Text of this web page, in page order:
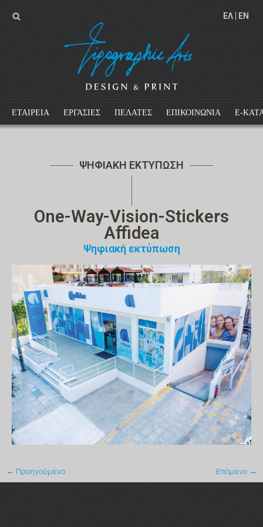
EΛ EN
ΕΤΑΙΡΕΙΑ ΕΡΓΑΣΙΕΣ ΠΕΛΑΤΕΣ ΕΠΙΚΟΙΝΩΝΙΑ E-
ΨΗΦΙΑΚΗ ΕΚΤΥΠΩΣΗ
One-Way-Vision-Stickers
Affidea
Ψηφιακή εκτύπωση
← Προηγούμενο Επόμενο →